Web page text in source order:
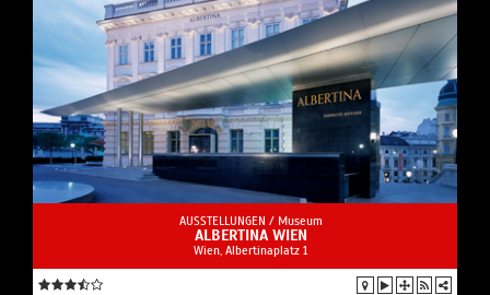
AUSSTELLUNGEN / Museum
ALBERTINA WIEN
Wien, Albertinaplatz 1